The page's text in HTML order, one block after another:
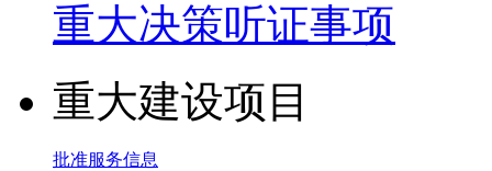
重大决策听证事项
重大建设项目
批准服务信息